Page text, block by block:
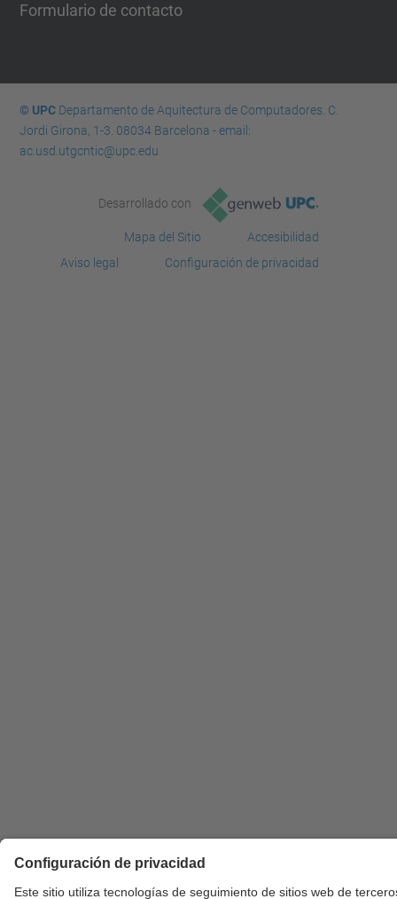
Formulario de contacto
© UPCDepartamento de Aquitectura de Computadores. C.
Jordi Girona, 1-3. 08034 Barcelona - email:
ac.usd.utgcntic@upc.edu
Desarrollado con
Mapa del Sitio
Accesibilidad
Aviso legal
Configuración de privacidad